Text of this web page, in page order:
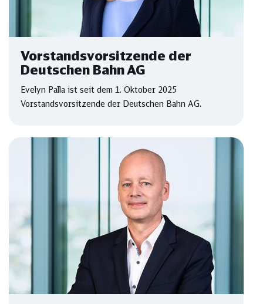
Vorstandsvorsitzende der
Deutschen Bahn AG
Evelyn Palla ist seit dem 1. Oktober 2025
Vorstandsvorsitzende der Deutschen Bahn AG.